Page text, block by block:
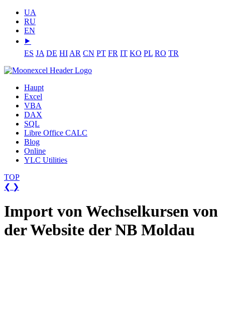
UA
RU
EN
⯈
ES JA DE HI AR CN PT FR IT KO PL RO TR
Haupt
Excel
VBA
DAX
SQL
Libre Office CALC
Blog
Online
YLC Utilities
TOP
❮ ❯
Import von Wechselkursen von
der Website der NB Moldau